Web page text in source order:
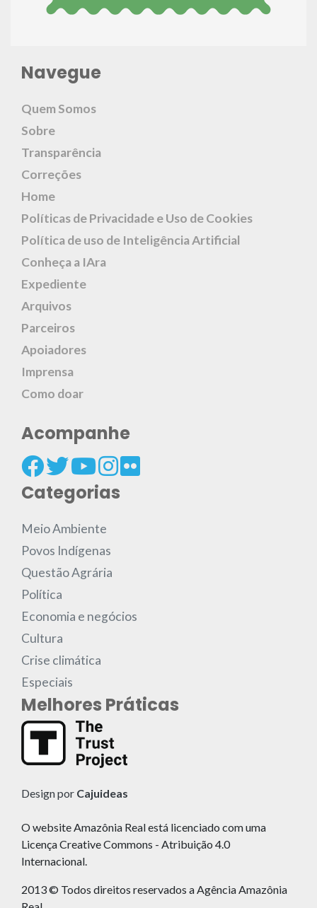
Navegue
Quem Somos
Sobre
Transparência
Correções
Home
Políticas de Privacidade e Uso de Cookies
Política de uso de Inteligência Artificial
Conheça a IAra
Expediente
Arquivos
Parceiros
Apoiadores
Imprensa
Como doar
Acompanhe
Categorias
Meio Ambiente
Povos Indígenas
Questão Agrária
Política
Economia e negócios
Cultura
Crise climática
Especiais
Melhores Práticas
Design por Cajuideas
O website Amazônia Real está licenciado com uma
Licença Creative Commons - Atribuição 4.0
Internacional.
2013 © Todos direitos reservados a Agência Amazônia